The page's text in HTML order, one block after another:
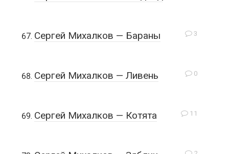
3
Сергей Михалков — Бараны
0
Сергей Михалков — Ливень
11
Сергей Михалков — Котята